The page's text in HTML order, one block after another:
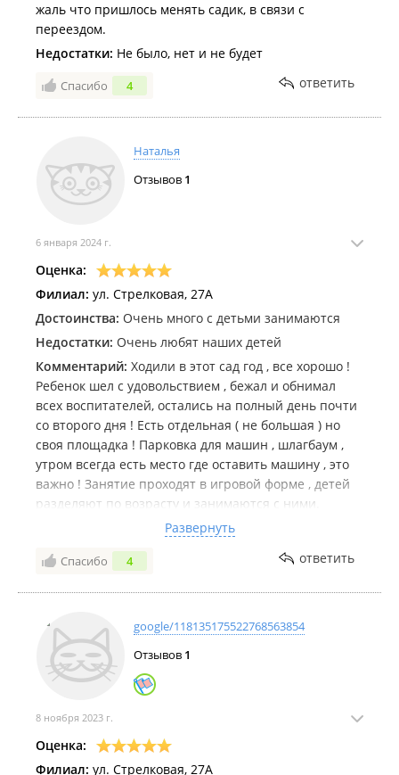
жаль что пришлось менять садик, в связи с
переездом.
Недостатки: Не было, нет и не будет
Спасибо 4 ответить
Наталья
Отзывов 1
6 января 2024 г.
Оценка:
Филиал: ул. Стрелковая, 27А
Достоинства: Очень много с детьми занимаются
Недостатки: Очень любят наших детей
Комментарий: Ходили в этот сад год , все хорошо !
Ребенок шел с удовольствием , бежал и обнимал
всех воспитателей, остались на полный день почти
со второго дня ! Есть отдельная ( не большая ) но
своя площадка ! Парковка для машин , шлагбаум ,
утром всегда есть место где оставить машину , это
важно ! Занятие проходят в игровой форме , детей
разделяют по возрасту и занимаются с ними.
Большие группы , много место где детям играть !
Покинули сад т.к. стадо не удобно добираться ,
нашли ближе к дому ! Очень конечно жалко было
Развернуть
Спасибо 4 ответить
google/118135175522768563854
Отзывов 1
8 ноября 2023 г.
Оценка:
Филиал: ул. Стрелковая, 27А